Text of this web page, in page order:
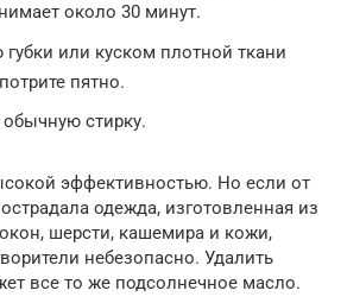
около 30 минут.
или куском плотной ткани
пятно.
стирку.
эффективностью. Но если от
одежда, изготовленная из
шерсти, кашемира и кожи,
небезопасно. Удалить
все то же подсолнечное масло.